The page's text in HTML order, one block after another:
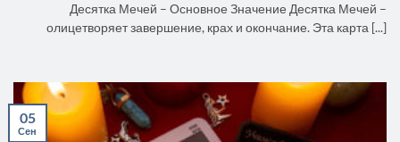
Десятка Мечей – Основное Значение Десятка Мечей –
олицетворяет завершение, крах и окончание. Эта карта [...]
05
Сен